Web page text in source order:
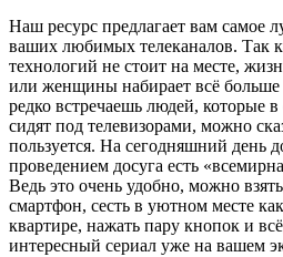
Наш ресурс предлагает вам самое
ваших любимых телеканалов. Так
технологий не стоит на месте,
или женщины набирает всё
редко встречаешь людей, которые
сидят под телевизорами, можно
пользуется. На сегодняшний день
проведением досуга есть
Ведь это очень удобно, можно
смартфон, сесть в уютном месте
квартире, нажать пару кнопок и
интересный сериал уже на вашем